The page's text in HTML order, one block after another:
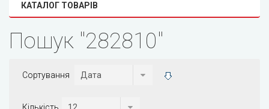
КАТАЛОГ ТОВАРІВ
Пошук "282810"
Сортування